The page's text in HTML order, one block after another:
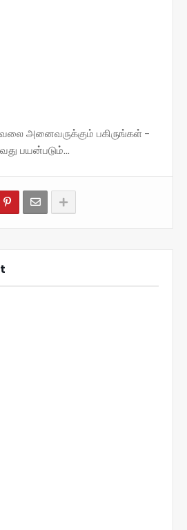
அனைவருக்கும் பகிருங்கள் -
பயன்படும்...